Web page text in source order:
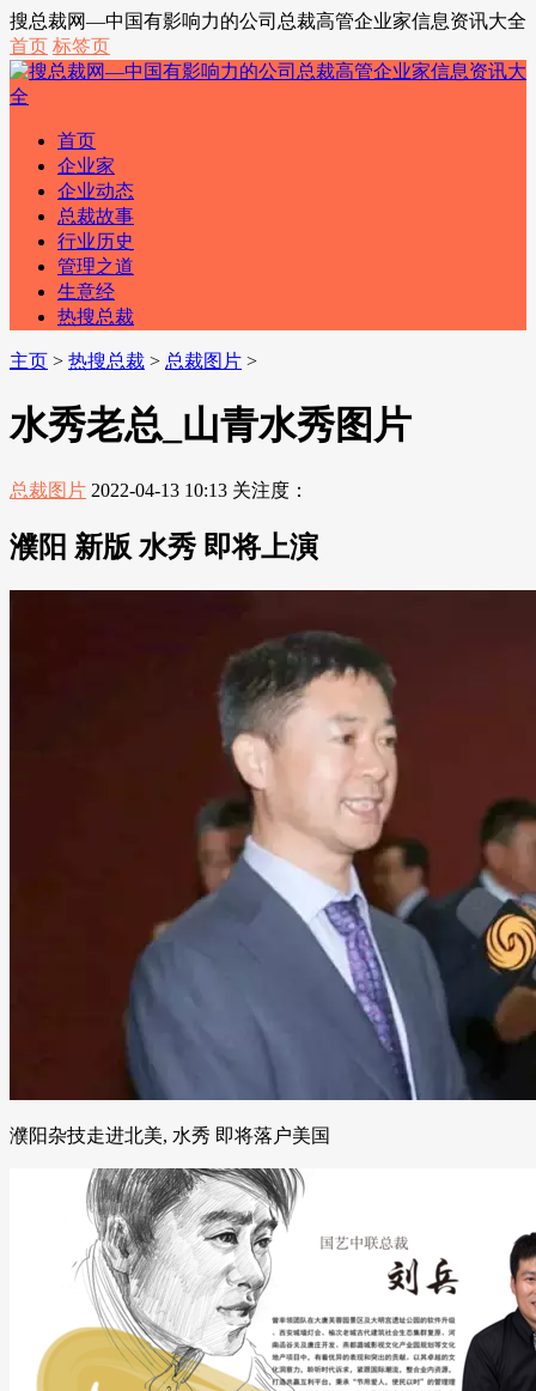
搜总裁网—中国有影响力的公司总裁高管企业家信息资讯大全
首页 标签页
首页
企业家
企业动态
总裁故事
行业历史
管理之道
生意经
热搜总裁
主页 > 热搜总裁 > 总裁图片 >
水秀老总_山青水秀图片
总裁图片 2022-04-13 10:13 关注度：
濮阳 新版 水秀 即将上演
濮阳杂技走进北美, 水秀 即将落户美国